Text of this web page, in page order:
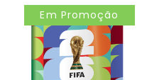
Em Promoção